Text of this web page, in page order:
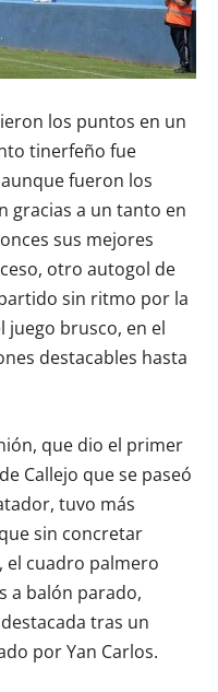
los puntos en un
tinerfeño fue
fueron los
gracias a un tanto en
sus mejores
otro autogol de
sin ritmo por la
brusco, en el
destacables hasta
que dio el primer
Callejo que se paseó
tuvo más
sin concretar
el cuadro palmero
a balón parado,
tras un
por Yan Carlos.